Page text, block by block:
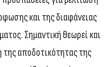
και της διαφάνειας
Σημαντική θεωρεί και
αποδοτικότητας της